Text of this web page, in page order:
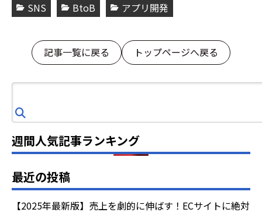
SNS
BtoB アプリ開発
記事一覧に戻る トップページへ戻る
索
週間人気記事ランキング
最近の投稿
【2025年最新版】売上を劇的に伸ばす！ECサイトに絶対